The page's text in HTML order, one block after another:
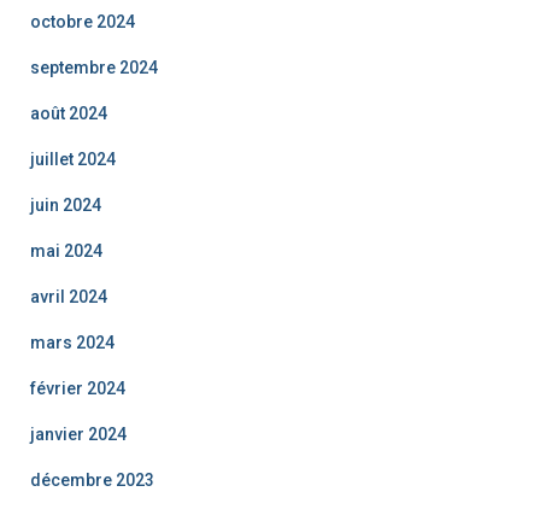
octobre 2024
septembre 2024
août 2024
juillet 2024
juin 2024
mai 2024
avril 2024
mars 2024
février 2024
janvier 2024
décembre 2023